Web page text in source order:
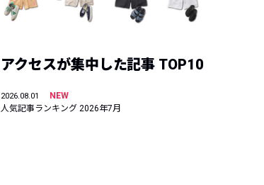
アクセスが集中した記事 TOP10
2026.08.01
NEW
人気記事ランキング 2026年7月